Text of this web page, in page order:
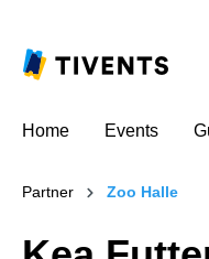
Home Events
Partner Zoo Halle